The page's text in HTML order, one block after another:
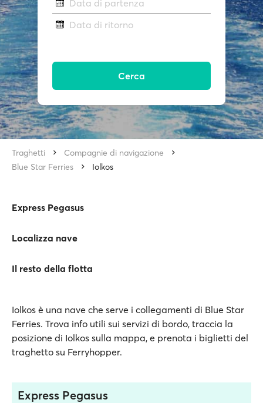
Data di partenza
Data di ritorno
Cerca
Traghetti
Compagnie di navigazione
Blue Star Ferries
Iolkos
Express Pegasus
Localizza nave
Il resto della flotta
Iolkos è una nave che serve i collegamenti di Blue Star
Ferries. Trova info utili sui servizi di bordo, traccia la
posizione di Iolkos sulla mappa, e prenota i biglietti del
traghetto su Ferryhopper.
Express Pegasus